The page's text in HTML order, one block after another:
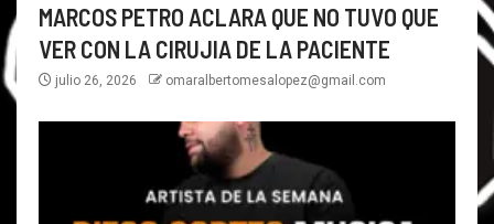
MARCOS PETRO ACLARA QUE NO TUVO QUE
VER CON LA CIRUJIA DE LA PACIENTE
julio 26, 2026 omaralbertomesalopez@gmail.com